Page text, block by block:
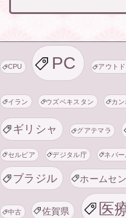
CPU PC アウト
イラン ウズベキスタン カン
ギリシャ グアテマラ
セルビア デジタル庁 ネパー
ブラジル ホームセ
中古 佐賀県 医